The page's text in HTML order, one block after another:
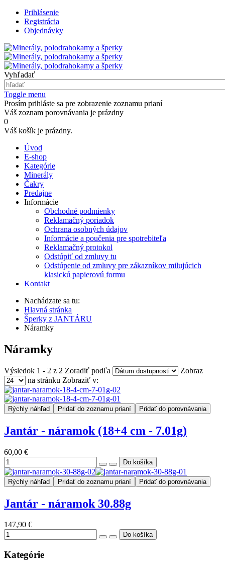
Prihlásenie
Registrácia
Objednávky
Vyhľadať
Toggle menu
Prosím prihláste sa pre zobrazenie zoznamu prianí
Váš zoznam porovnávania je prázdny
0
Váš košík je prázdny.
Úvod
E-shop
Kategórie
Minerály
Čakry
Predajne
Informácie
Obchodné podmienky
Reklamačný poriadok
Ochrana osobných údajov
Informácie a poučenia pre spotrebiteľa
Reklamačný protokol
Odstúpiť od zmluvy tu
Odstúpenie od zmluvy pre zákazníkov milujúcich
klasickú papierovú formu
Kontakt
Nachádzate sa tu:
Hlavná stránka
Šperky z JANTÁRU
Náramky
Náramky
Výsledok 1 - 2 z 2 Zoradiť podľa
Zobraz
na stránku Zobraziť v:
Rýchly náhľad Pridať do zoznamu prianí Pridať do porovnávania
Jantár - náramok (18+4 cm - 7.01g)
60,00 €
Rýchly náhľad Pridať do zoznamu prianí Pridať do porovnávania
Jantár - náramok 30.88g
147,90 €
Kategórie